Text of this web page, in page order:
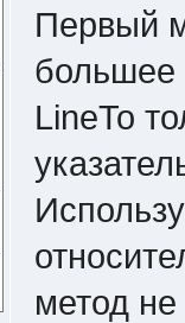
Первый
большее
LineTo
метод не